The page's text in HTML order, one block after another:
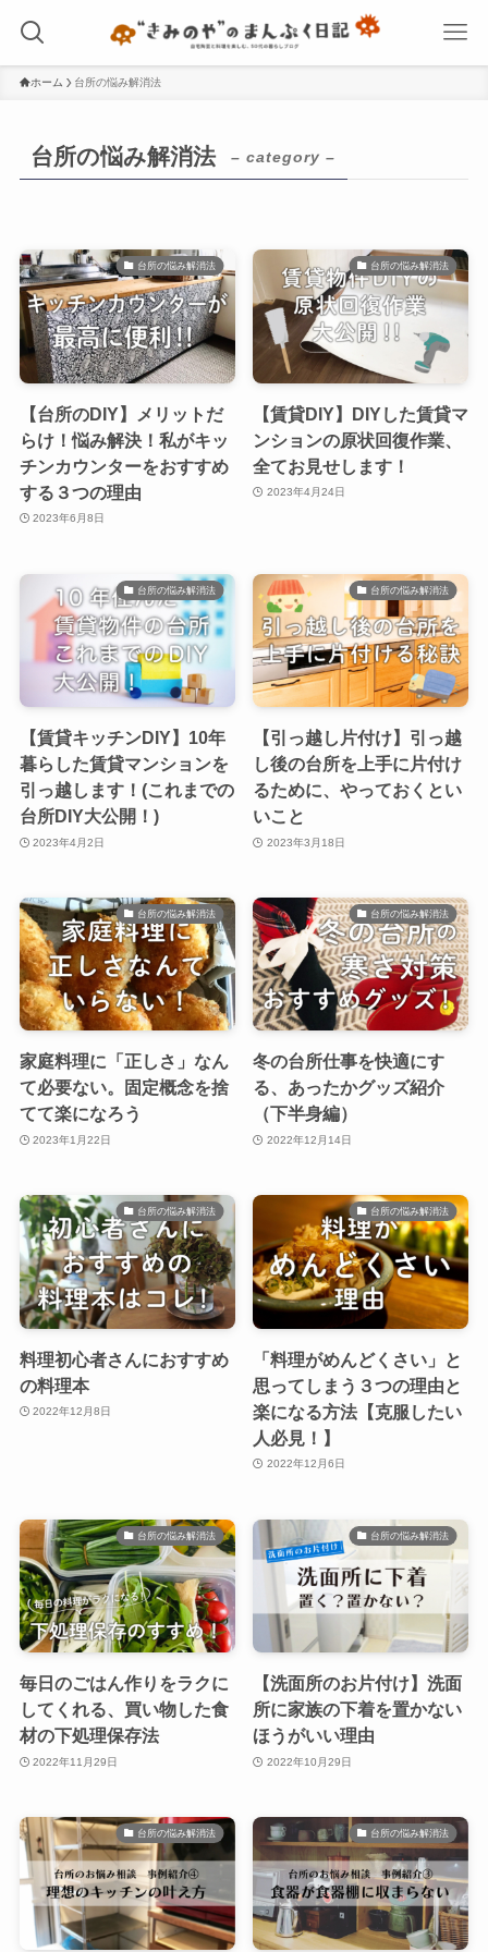
ホーム 台所の悩み解消法
台所の悩み解消法 – category –
台所の悩み解消法
【台所のDIY】メリットだ
らけ！悩み解決！私がキッ
チンカウンターをおすすめ
する３つの理由
2023年6月8日
台所の悩み解消法
【賃貸DIY】DIYした賃貸マ
ンションの原状回復作業、
全てお見せします！
2023年4月24日
台所の悩み解消法
【賃貸キッチンDIY】10年
暮らした賃貸マンションを
引っ越します！(これまでの
台所DIY大公開！)
2023年4月2日
台所の悩み解消法
【引っ越し片付け】引っ越
し後の台所を上手に片付け
るために、やっておくとい
いこと
2023年3月18日
台所の悩み解消法
家庭料理に「正しさ」なん
て必要ない。固定概念を捨
てて楽になろう
2023年1月22日
台所の悩み解消法
冬の台所仕事を快適にす
る、あったかグッズ紹介
（下半身編）
2022年12月14日
台所の悩み解消法
料理初心者さんにおすすめ
の料理本
2022年12月8日
台所の悩み解消法
「料理がめんどくさい」と
思ってしまう３つの理由と
楽になる方法【克服したい
人必見！】
2022年12月6日
台所の悩み解消法
毎日のごはん作りをラクに
してくれる、買い物した食
材の下処理保存法
2022年11月29日
台所の悩み解消法
【洗面所のお片付け】洗面
所に家族の下着を置かない
ほうがいい理由
2022年10月29日
台所の悩み解消法 台所の悩み解消法